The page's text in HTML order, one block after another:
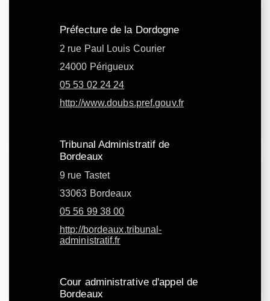
Préfecture de la Dordogne
2 rue Paul Louis Courier
24000 Périgueux
05 53 02 24 24
http://www.doubs.pref.gouv.fr
Tribunal Administratif de
Bordeaux
9 rue Tastet
33063 Bordeaux
05 56 99 38 00
http://bordeaux.tribunal-
administratif.fr
Cour administrative d'appel de
Bordeaux